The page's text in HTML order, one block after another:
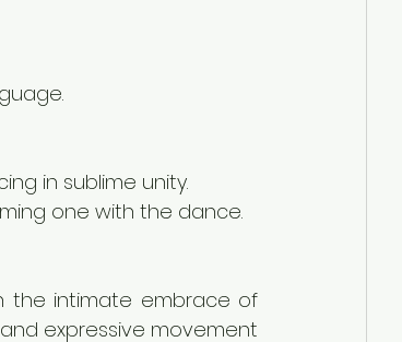
in sublime unity.
one with the dance.
the intimate embrace of
expressive movement